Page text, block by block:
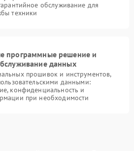
обслуживание для
техники
программные решение и
данных
прошивок и инструментов,
данными:
конфиденциальность и
при необходимости